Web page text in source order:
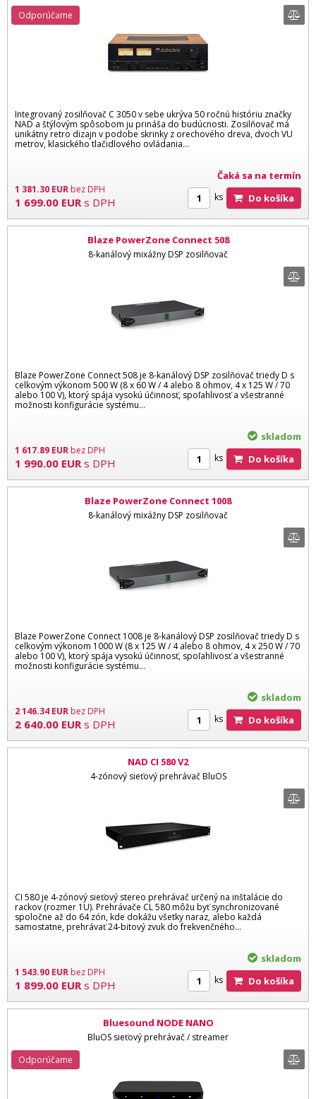
Integrovaný zosilňovač C 3050 v sebe ukrýva 50 ročnú históriu značky
NAD a štýlovým spôsobom ju prináša do budúcnosti. Zosilňovač má
unikátny retro dizajn v podobe skrinky z orechového dreva, dvoch VU
metrov, klasického tlačidlového ovládania...
1 381.30 EURbez DPH
1 699.00 EUR s DPH
Odporúčame
Čaká sa na termín
ks Do košíka
Blaze PowerZone Connect 508
8-kanálový mixážny DSP zosilňovač
Blaze PowerZone Connect 508 je 8-kanálový DSP zosilňovač triedy D s
celkovým výkonom 500 W (8 x 60 W / 4 alebo 8 ohmov, 4 x 125 W / 70
alebo 100 V), ktorý spája vysokú účinnosť, spoľahlivosť a všestranné
možnosti konfigurácie systému…
1 617.89 EURbez DPH
1 990.00 EUR s DPH
skladom
ks Do košíka
Blaze PowerZone Connect 1008
8-kanálový mixážny DSP zosilňovač
Blaze PowerZone Connect 1008 je 8-kanálový DSP zosilňovač triedy D s
celkovým výkonom 1000 W (8 x 125 W / 4 alebo 8 ohmov, 4 x 250 W / 70
alebo 100 V), ktorý spája vysokú účinnosť, spoľahlivosť a všestranné
možnosti konfigurácie systému…
2 146.34 EURbez DPH
2 640.00 EUR s DPH
skladom
ks Do košíka
NAD CI 580 V2
4-zónový sieťový prehrávač BluOS
CI 580 je 4-zónový sieťový stereo prehrávač určený na inštalácie do
rackov (rozmer 1U). Prehrávače CL 580 môžu byť synchronizované
spoločne až do 64 zón, kde dokážu všetky naraz, alebo každá
samostatne, prehrávať 24-bitový zvuk do frekvenčného...
1 543.90 EURbez DPH
1 899.00 EUR s DPH
skladom
ks Do košíka
Bluesound NODE NANO
BluOS sieťový prehrávač / streamer
Odporúčame